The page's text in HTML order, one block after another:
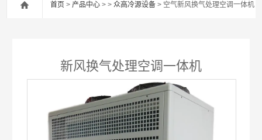
首页 >产品中心 > >众高冷源设备 > 空气新风换气处理空调一体机
新风换气处理空调一体机